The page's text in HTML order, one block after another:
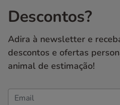
Descontos?
Adira à newsletter e
descontos e ofertas
animal de estimação!